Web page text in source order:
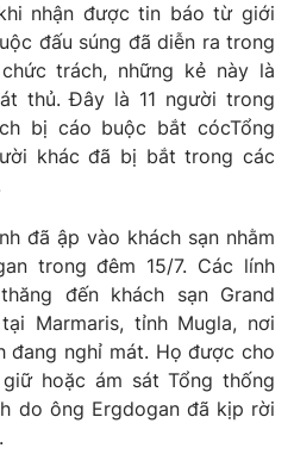
lai
nhận được tin báo từ giới
đấu súng đã diễn ra trong
trách, những kẻ này là
thủ. Đây là 11 người trong
bị cáo buộc bắt cócTổng
khác đã bị bắt trong các
đã ập vào khách sạn nhằm
trong đêm 15/7. Các lính
đến khách sạn Grand
Marmaris, tỉnh Mugla, nơi
đang nghỉ mát. Họ được cho
hoặc ám sát Tổng thống
do ông Ergdogan đã kịp rời